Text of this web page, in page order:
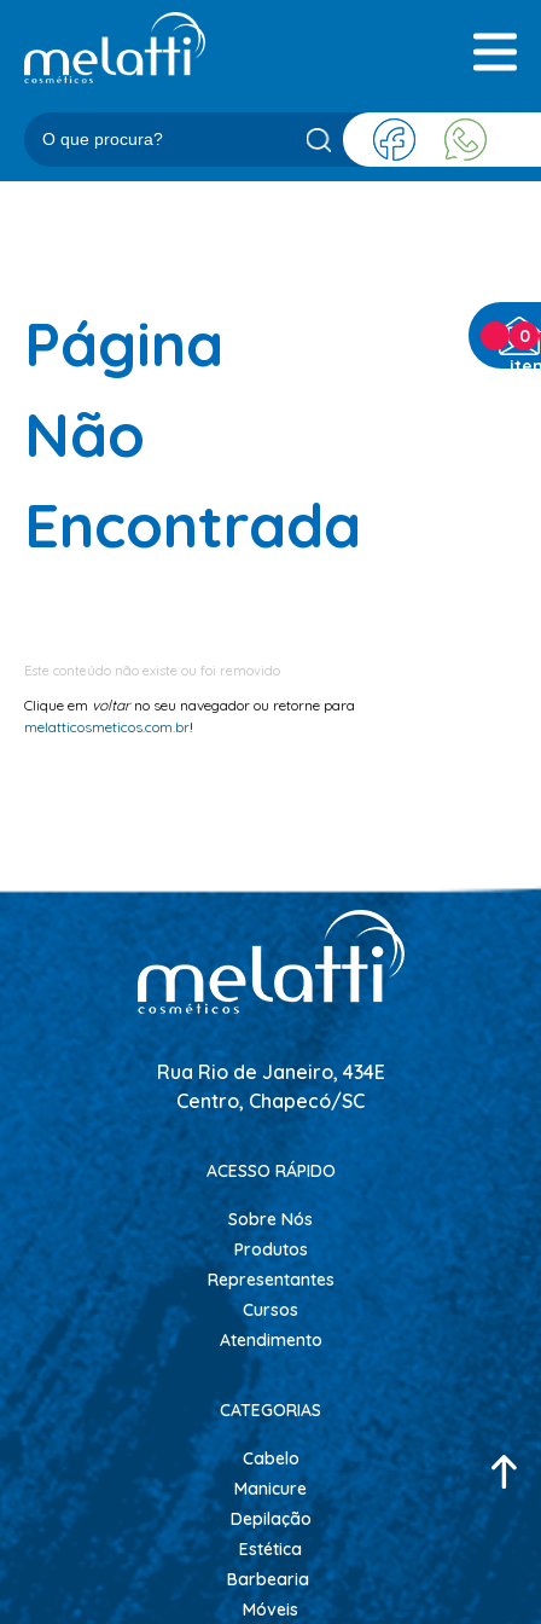
REPRESENTANTES
BLEND
CABELO
ACESSORIOS CABELO
AGUA OXIGENADA
ALISAMENTO
COLORAÇÃO
CONDICIONADOR GALÃO
CONDICIONADORES
ESCOVAS
FINALIZADORES
FIXADORES
HIDRATACAO
LEAVE IN - DEFRIZANTES
LUVAS + MASCARAS
MASCARAS MANUTENCAO
MOUSSE
PENTES
PERMANENTE E NEUTRALIZANTE
PO DESCOLORANTE
0
Página
Não
Encontrada
Este conteúdo não existe ou foi removido
Clique em voltarno seu navegador ou retorne para
melatticosmeticos.com.br!
Rua Rio de Janeiro, 434E
Centro, Chapecó/SC
ACESSO RÁPIDO
Sobre Nós
Produtos
Representantes
Cursos
Atendimento
CATEGORIAS
Cabelo
Manicure
Depilação
Estética
Barbearia
Móveis